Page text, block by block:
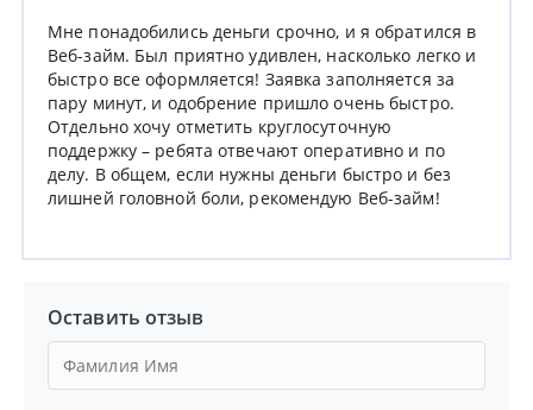
Мне понадобились деньги срочно, и я обратился в
Веб-займ. Был приятно удивлен, насколько легко и
быстро все оформляется! Заявка заполняется за
пару минут, и одобрение пришло очень быстро.
Отдельно хочу отметить круглосуточную
поддержку – ребята отвечают оперативно и по
делу. В общем, если нужны деньги быстро и без
лишней головной боли, рекомендую Веб-займ!
Оставить отзыв